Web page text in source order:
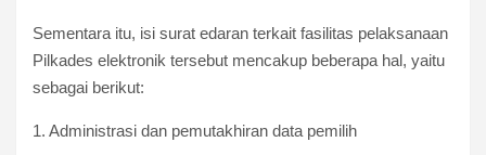
Sementara itu, isi surat edaran terkait fasilitas pelaksanaan
Pilkades elektronik tersebut mencakup beberapa hal, yaitu
sebagai berikut:
1. Administrasi dan pemutakhiran data pemilih